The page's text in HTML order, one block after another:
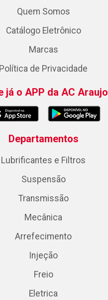
Quem Somos
Catálogo Eletrônico
Marcas
Política de Privacidade
já o APP da AC Araujo
Departamentos
Lubrificantes e Filtros
Suspensão
Transmissão
Mecânica
Arrefecimento
Injeção
Freio
Eletrica